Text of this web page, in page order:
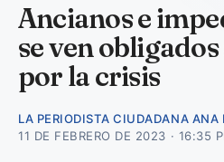
Ancianos e
se ven
por la crisis
LA PERIODISTA CIUDADANA ANA
11 DE FEBRERO DE 2023 · 16:35